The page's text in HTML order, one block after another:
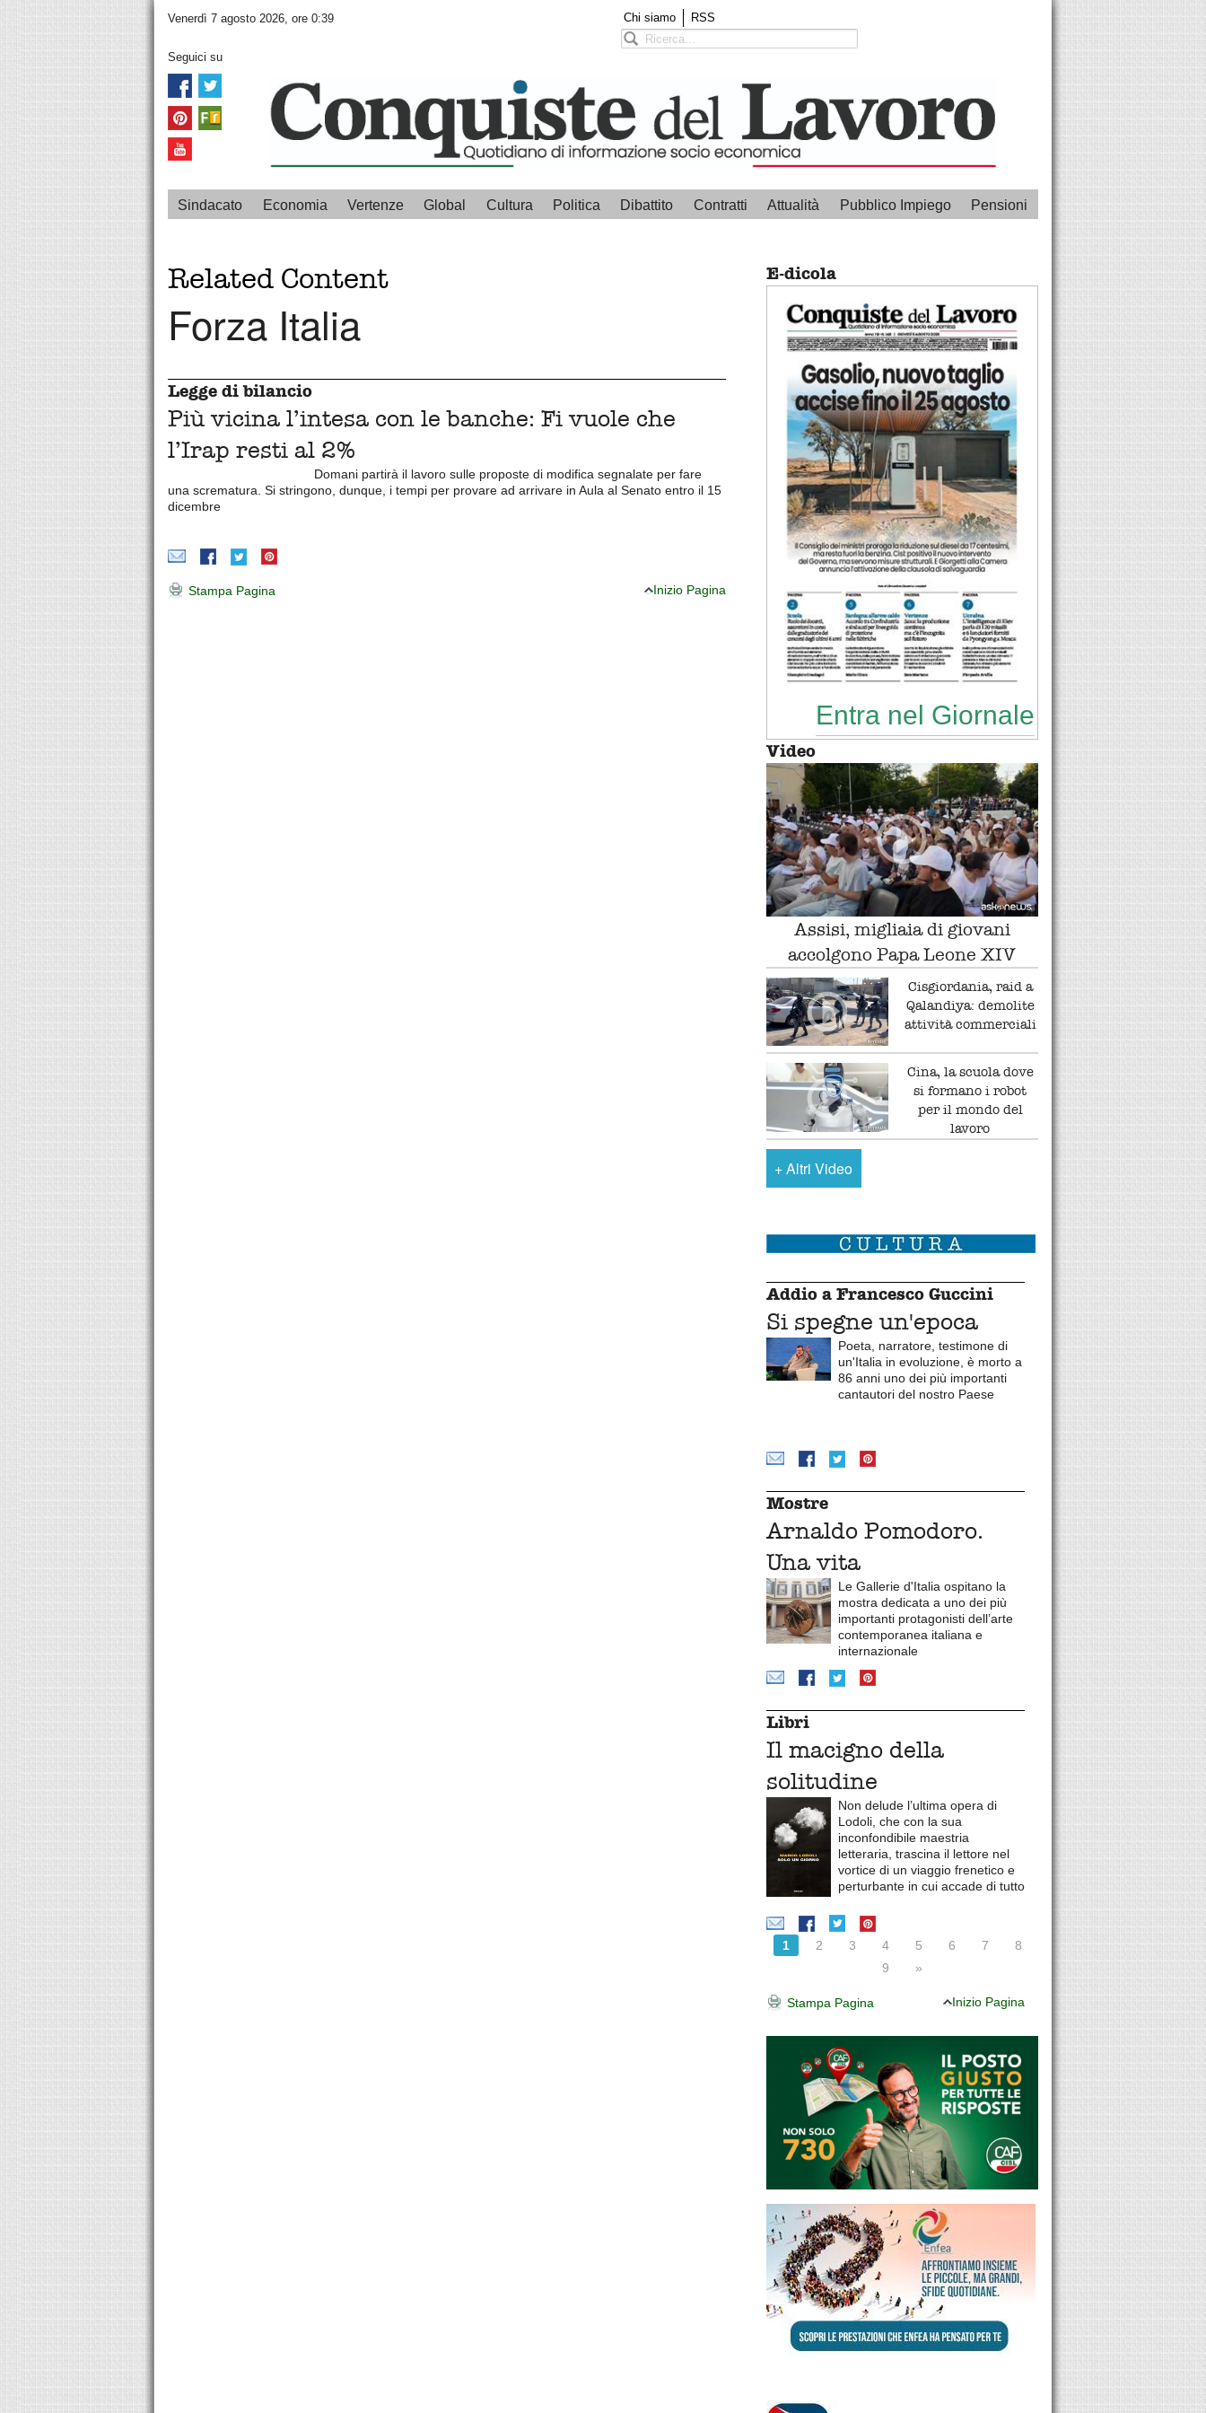
Venerdì 7 agosto 2026, ore 0:39 Chi siamo RSS
Seguici su
Sindacato Economia Vertenze Global Cultura Politica Dibattito Contratti Attualità Pubblico Impiego Pensioni
Related Content
Forza Italia
Legge di bilancio
Più vicina l’intesa con le banche: Fi vuole che
l’Irap resti al 2%
Domani partirà il lavoro sulle proposte di modifica segnalate per fare
una scrematura. Si stringono, dunque, i tempi per provare ad arrivare in Aula al Senato entro il 15
dicembre
Stampa Pagina Inizio Pagina
E-dicola
Entra nel Giornale
Video
Assisi, migliaia di giovani
accolgono Papa Leone XIV
Cisgiordania, raid a
Qalandiya: demolite
attività commerciali
Cina, la scuola dove
si formano i robot
per il mondo del
lavoro
+Altri Video
Addio a Francesco Guccini
Si spegne un'epoca
Poeta, narratore, testimone di
un'Italia in evoluzione, è morto a
86 anni uno dei più importanti
cantautori del nostro Paese
Mostre
Arnaldo Pomodoro.
Una vita
Le Gallerie d'Italia ospitano la
mostra dedicata a uno dei più
importanti protagonisti dell’arte
contemporanea italiana e
internazionale
Libri
Il macigno della
solitudine
Non delude l’ultima opera di
Lodoli, che con la sua
inconfondibile maestria
letteraria, trascina il lettore nel
vortice di un viaggio frenetico e
perturbante in cui accade di tutto
1 2 3 4 5 6 7
8
9
»
Stampa Pagina Inizio Pagina